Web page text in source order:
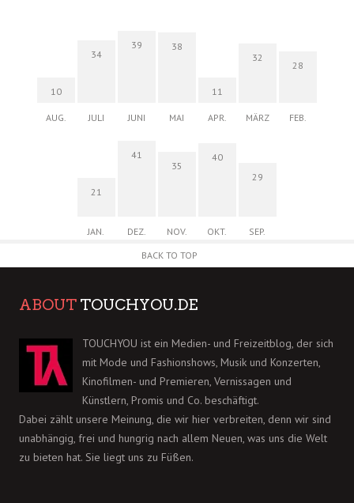
10
AUG.
34
JULI
39
JUNI
38
MAI
11
APR.
32
MÄRZ
28
FEB.
21
JAN.
41
DEZ.
35
NOV.
40
OKT.
29
SEP.
BACK TO TOP
ABOUT TOUCHYOU.DE
TOUCHYOU ist ein Medien- und Freizeitblog, der sich
mit Mode und Fashionshows, Musik und Konzerten,
Kinofilmen- und Premieren, Vernissagen und
Künstlern, Promis und Co. beschäftigt.
Dabei zählt unsere Meinung, die wir hier verbreiten, denn wir sind
unabhängig, frei und hungrig nach allem Neuen, was uns die Welt
zu bieten hat. Sie liegt uns zu Füßen.